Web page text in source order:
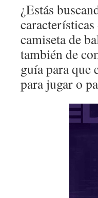
¿Estás
camiseta de
también de
guía para que
para jugar o